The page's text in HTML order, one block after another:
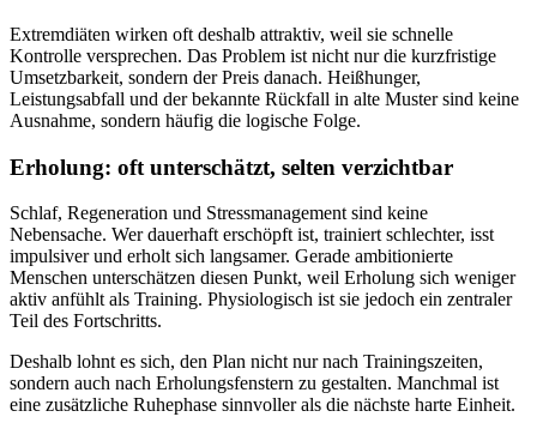
Extremdiäten wirken oft deshalb attraktiv, weil sie schnelle
Kontrolle versprechen. Das Problem ist nicht nur die kurzfristige
Umsetzbarkeit, sondern der Preis danach. Heißhunger,
Leistungsabfall und der bekannte Rückfall in alte Muster sind keine
Ausnahme, sondern häufig die logische Folge.
Erholung: oft unterschätzt, selten verzichtbar
Schlaf, Regeneration und Stressmanagement sind keine
Nebensache. Wer dauerhaft erschöpft ist, trainiert schlechter, isst
impulsiver und erholt sich langsamer. Gerade ambitionierte
Menschen unterschätzen diesen Punkt, weil Erholung sich weniger
aktiv anfühlt als Training. Physiologisch ist sie jedoch ein zentraler
Teil des Fortschritts.
Deshalb lohnt es sich, den Plan nicht nur nach Trainingszeiten,
sondern auch nach Erholungsfenstern zu gestalten. Manchmal ist
eine zusätzliche Ruhephase sinnvoller als die nächste harte Einheit.